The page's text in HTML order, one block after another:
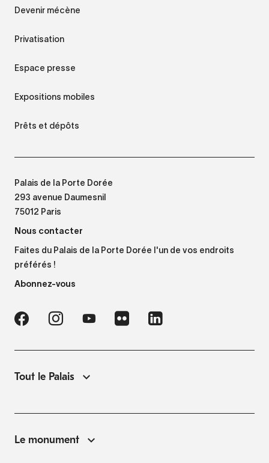
Devenir mécène
Privatisation
Espace presse
Expositions mobiles
Prêts et dépôts
Palais de la Porte Dorée
293 avenue Daumesnil
75012 Paris
Nous contacter
Faites du Palais de la Porte Dorée l'un de vos endroits
préférés !
Abonnez-vous
Tout le Palais
Le monument